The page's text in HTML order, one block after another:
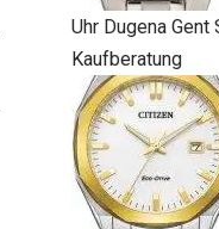
Uhr Dugena
Kaufberatung